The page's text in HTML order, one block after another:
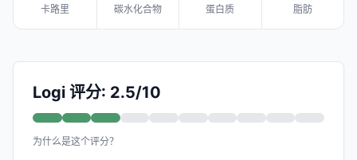
卡路里 碳水化合物 蛋白质 脂肪
Logi 评分: 2.5/10
为什么是这个评分？